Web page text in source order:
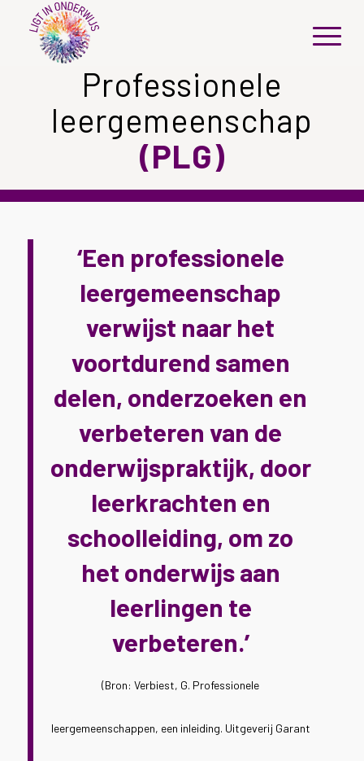
Professionele
leergemeenschap
(PLG)
‘Een professionele
leergemeenschap
verwijst naar het
voortdurend samen
delen, onderzoeken en
verbeteren van de
onderwijspraktijk, door
leerkrachten en
schoolleiding, om zo
het onderwijs aan
leerlingen te
verbeteren.’
(Bron: Verbiest, G. Professionele
leergemeenschappen, een inleiding. Uitgeverij Garant